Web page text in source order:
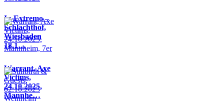
In Extremo –
Schlachthof,
Wiesbaden
18.1…
Warrant, Axe
Victims,
24.10.2025,
Mannhe…